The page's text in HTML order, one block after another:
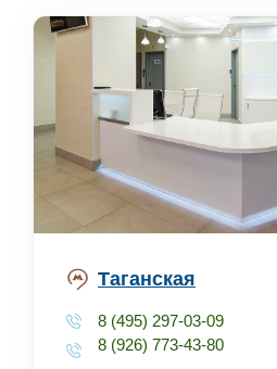
Таганская
8 (495) 297-03-09
8 (926) 773-43-80